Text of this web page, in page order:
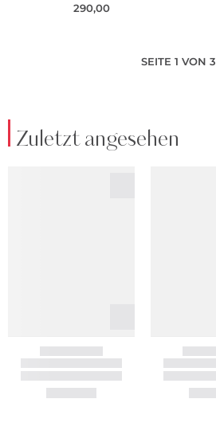
290,00
SEITE 1 VON 3
Zuletzt angesehen